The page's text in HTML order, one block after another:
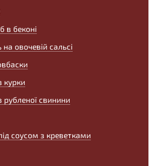
в беконі
овочевій сальсі
курки
рубленої свинини
соусом з креветками